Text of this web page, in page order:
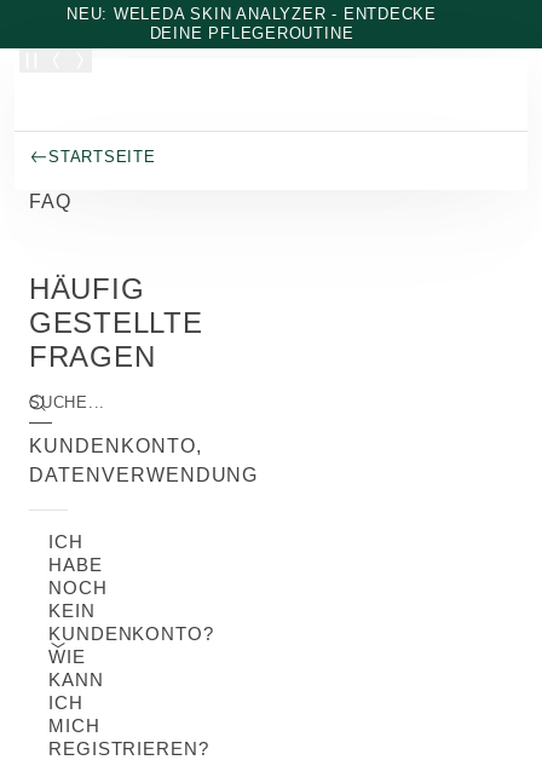
Zum Hauptinhalt wechseln
NEU: WELEDA SKIN ANALYZER - ENTDECKE
DEINE PFLEGEROUTINE
STARTSEITE
FAQ
HÄUFIG
GESTELLTE
FRAGEN
SUCHE...
KUNDENKONTO,
DATENVERWENDUNG
ICH
HABE
NOCH
KEIN
KUNDENKONTO?
WIE
KANN
ICH
MICH
REGISTRIEREN?